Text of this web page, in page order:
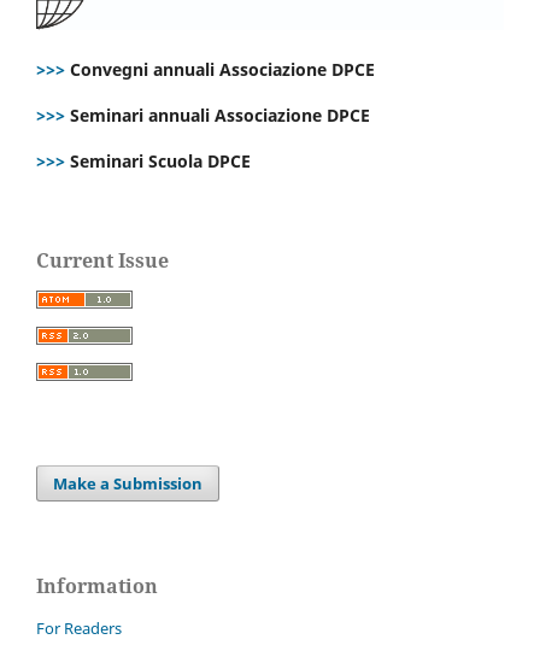
>>> Convegni annuali Associazione DPCE
>>> Seminari annuali Associazione DPCE
>>> Seminari Scuola DPCE
Current Issue
Make a Submission
Information
For Readers